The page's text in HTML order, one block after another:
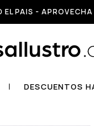
EL PAIS -
DESCUENTOS